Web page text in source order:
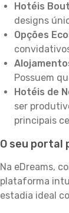
Hotéis
designs
Opções
Possuem
Hotéis de
ser
principais
O seu portal
Na eDreams,
plataforma
estadia ideal